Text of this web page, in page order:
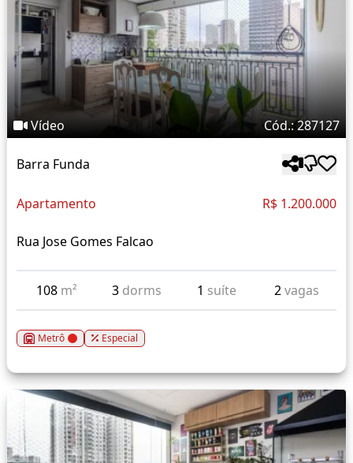
Vídeo Cód.: 287127
Barra Funda
Apartamento R$ 1.200.000
Rua Jose Gomes Falcao
108 m² 3 dorms 1 suíte 2vagas
Metrô Especial